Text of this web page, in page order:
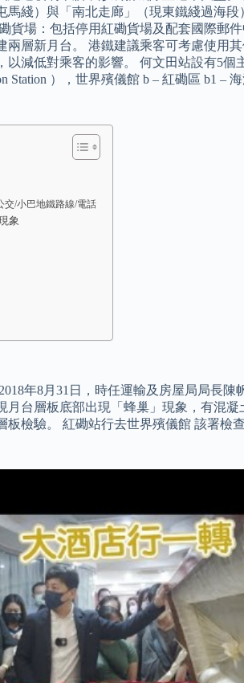
綫）與「南北走廊」（現東鐵綫過海段
貨場：包括停用紅磡貨場及配套國際郵
層新月台。 港鐵建議乘客可考慮使用
減低對乘客的影響。 何文田站設有5個
），世界殯儀館 b – 紅磡區 b1 –
交/小巴地鐵路線/電話
象
年8月31日，時任運輸及房屋局局長陳
台層板底部出現「蜂巢」現象，有混凝
檢驗。 紅磡站行去世界殯儀館 該署檢